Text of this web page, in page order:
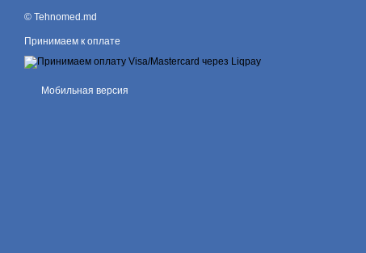
© Tehnomed.md
Принимаем к оплате
Мобильная версия